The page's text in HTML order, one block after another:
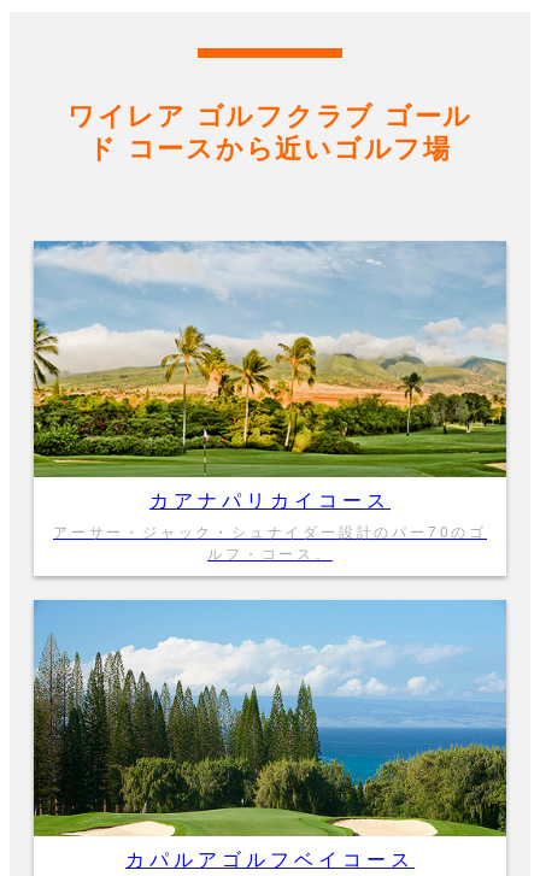
ワイレア ゴルフクラブ ゴール
ド コースから近いゴルフ場
カアナパリカイコース
アーサー・ジャック・シュナイダー設計のパー70のゴ
ルフ・コース。
カパルアゴルフベイコース